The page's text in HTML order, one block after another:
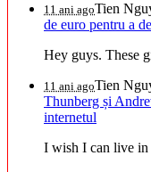
11 ani agoTien
de euro pentru a
Hey guys. These
11 ani agoTien
Thunberg și
internetul
I wish I can live in